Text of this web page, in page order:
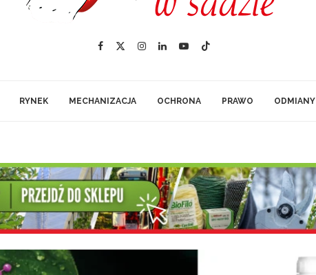
RYNEK MECHANIZACJA OCHRONA PRAWO ODMIANY